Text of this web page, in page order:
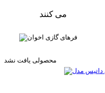
می کنند
محصولی یافت نشد